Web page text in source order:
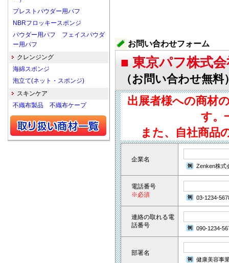
お問い合わせフォーム
■ 東京パフ株式会
（お問い合わせ無料
出展者様への商材
す。
また、自社商品
企業名
Zenken株式
電話番号
※必須
03-1234-
連絡の取れる電
話番号
090-1234-
部署名
健康美容事
プレストパウダー用パフ
NBRフロッキースポンジ
パウダー用パフ フェイスパウダ
ー用パフ
クレンジング
海綿スポンジ
泡立て(ネット・スポンジ)
スキンケア
不織布製品 不織布ケープ